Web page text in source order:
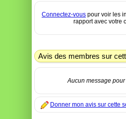
Connectez-vous pour voir les
rapport avec votre
Avis des membres sur
Aucun message
Donner mon avis sur cette